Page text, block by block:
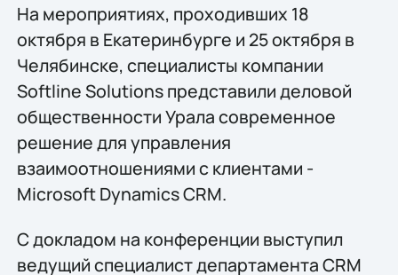
На мероприятиях, проходивших 18
октября в Екатеринбурге и 25 октября в
Челябинске, специалисты компании
Softline Solutions представили деловой
общественности Урала современное
решение для управления
взаимоотношениями с клиентами -
Microsoft Dynamics CRM.
С докладом на конференции выступил
ведущий специалист департамента CRM